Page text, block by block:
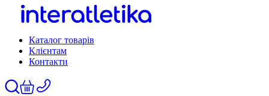
Каталог товарів
Клієнтам
Контакти